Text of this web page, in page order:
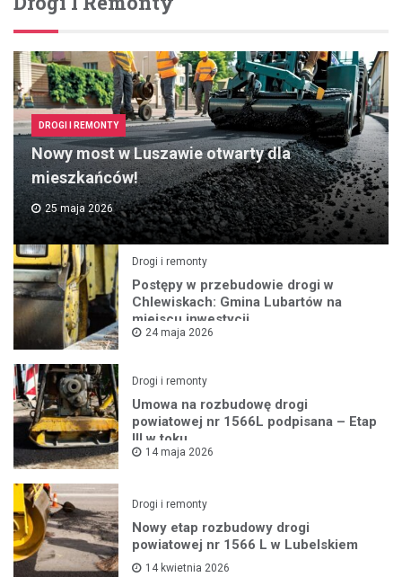
DROGI I REMONTY
Nowy most w Luszawie otwarty dla
mieszkańców!
25 maja 2026
Drogi i remonty
Postępy w przebudowie drogi w
Chlewiskach: Gmina Lubartów na
miejscu inwestycji
24 maja 2026
Drogi i remonty
Umowa na rozbudowę drogi
powiatowej nr 1566L podpisana – Etap
III w toku
14 maja 2026
Drogi i remonty
Nowy etap rozbudowy drogi
powiatowej nr 1566 L w Lubelskiem
14 kwietnia 2026